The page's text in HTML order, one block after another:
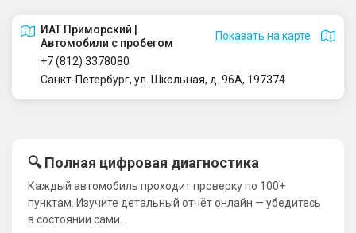
ИАТ Приморский |
Автомобили с пробегом
Показать на карте
+7 (812) 3378080
Санкт-Петербург, ул. Школьная, д. 96А, 197374
🔍 Полная цифровая диагностика
Каждый автомобиль проходит проверку по 100+
пунктам. Изучите детальный отчёт онлайн — убедитесь
в состоянии сами.